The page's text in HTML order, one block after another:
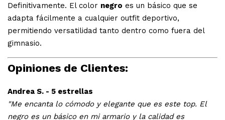
Definitivamente. El color negro es un básico que se
adapta fácilmente a cualquier outfit deportivo,
permitiendo versatilidad tanto dentro como fuera del
gimnasio.
Opiniones de Clientes:
Andrea S. - 5 estrellas
"Me encanta lo cómodo y elegante que es este top. El
negro es un básico en mi armario y la calidad es